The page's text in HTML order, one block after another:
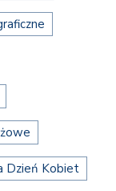
Dzień Kobiet